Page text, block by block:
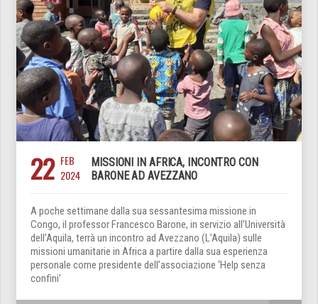
22 FEB
2024
MISSIONI IN AFRICA, INCONTRO CON
BARONE AD AVEZZANO
A poche settimane dalla sua sessantesima missione in
Congo, il professor Francesco Barone, in servizio all’Università
dell’Aquila, terrà un incontro ad Avezzano (L’Aquila) sulle
missioni umanitarie in Africa a partire dalla sua esperienza
personale come presidente dell’associazione ‘Help senza
confini’